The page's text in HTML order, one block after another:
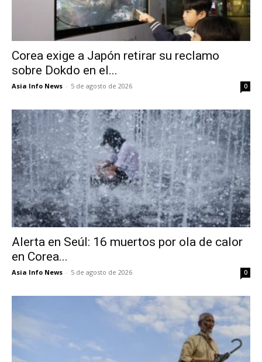
Corea exige a Japón retirar su reclamo
sobre Dokdo en el...
Asia Info News - 5 de agosto de 2026 0
Alerta en Seúl: 16 muertos por ola de calor
en Corea...
Asia Info News - 5 de agosto de 2026 0